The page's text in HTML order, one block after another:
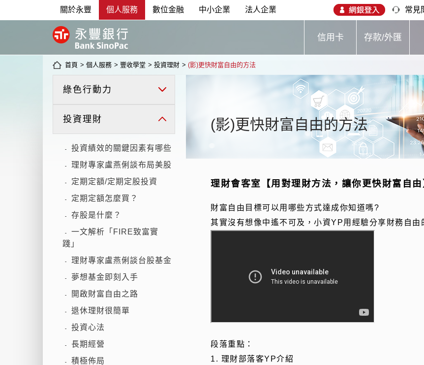
關於永豐 個人服務 數位金融 中小企業 法人企業 常見
信用卡 存款/外匯
首頁 > 個人服務 > 豐收學堂 > 投資理財 > (影)更快財富自由的方法
綠色行動力
投資理財
- 投資績效的關鍵因素有哪些
- 理財專家盧燕俐談布局美股
- 定期定額/定期定股投資
- 定期定額怎麼買？
- 存股是什麼？
-
一文解析「FIRE致富實
踐」
- 理財專家盧燕俐談台股基金
- 夢想基金即刻入手
- 開啟財富自由之路
- 退休理財很簡單
- 投資心法
- 長期經營
- 積極佈局
(影)更快財富自由的方法
理財會客室【用對理財方法，讓你更快財富自由
財富自由目標可以用哪些方式達成你知道嗎?
其實沒有想像中遙不可及，小資YP用經驗分享財務自由
段落重點：
1. 理財部落客YP介紹